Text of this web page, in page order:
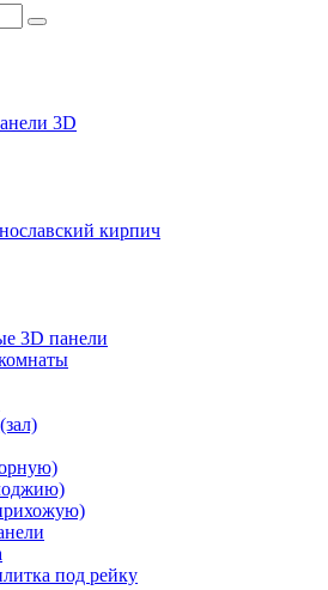
3D
кирпич
3D панели
под рейку